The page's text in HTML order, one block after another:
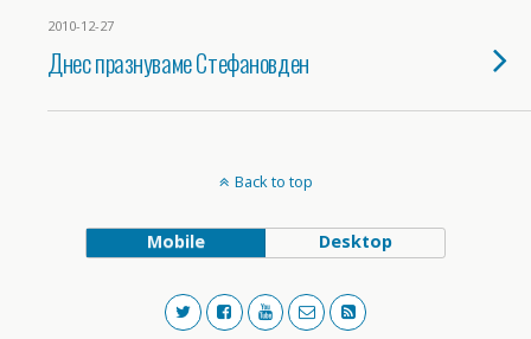
2010-12-27
Днес празнуваме Стефановден
Back to top
Mobile Desktop